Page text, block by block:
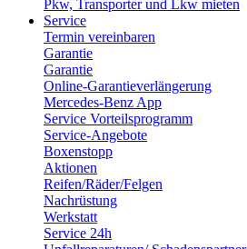
Pkw, Transporter und Lkw mieten
Service
Termin vereinbaren
Garantie
Garantie
Online-Garantieverlängerung
Mercedes-Benz App
Service Vorteilsprogramm
Service-Angebote
Boxenstopp
Aktionen
Reifen/Räder/Felgen
Nachrüstung
Werkstatt
Service 24h